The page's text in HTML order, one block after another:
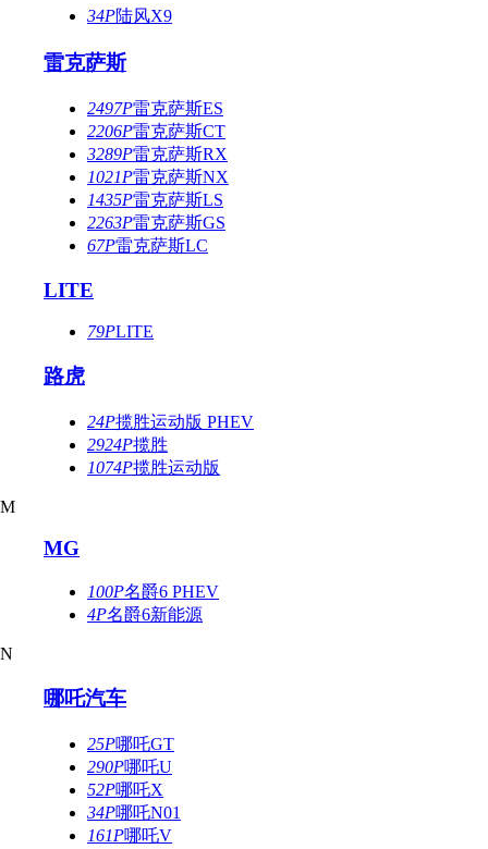
34P陆风X9
雷克萨斯
2497P雷克萨斯ES
2206P雷克萨斯CT
3289P雷克萨斯RX
1021P雷克萨斯NX
1435P雷克萨斯LS
2263P雷克萨斯GS
67P雷克萨斯LC
LITE
79PLITE
路虎
24P揽胜运动版 PHEV
2924P揽胜
1074P揽胜运动版
M
MG
100P名爵6 PHEV
4P名爵6新能源
N
哪吒汽车
25P哪吒GT
290P哪吒U
52P哪吒X
34P哪吒N01
161P哪吒V